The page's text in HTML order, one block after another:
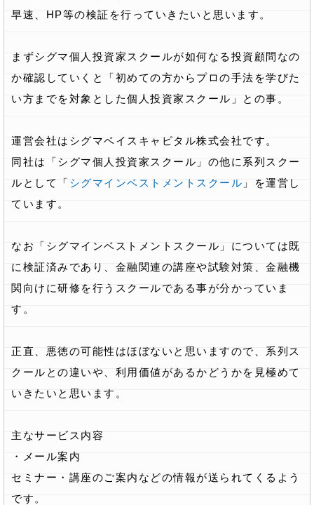
早速、HP等の検証を行っていきたいと思います。
まずシグマ個人投資家スクールが如何なる投資顧問なの
か確認していくと「初めての方からプロの手法を学びた
い方までを対象とした個人投資家スクール」との事。
運営会社はシグマベイスキャピタル株式会社です。
同社は「シグマ個人投資家スクール」の他に系列スクー
ルとして「 シグマインベストメントスクール 」を運営し
ています。
なお「シグマインベストメントスクール」については既
に検証済みであり、金融関連の講座や試験対策、金融機
関向けに研修を行うスクールである事が分かっていま
す。
正直、悪徳の可能性はほぼないと思いますので、系列ス
クールとの違いや、利用価値があるかどうかを見極めて
いきたいと思います。
主なサービス内容
・メール案内
セミナー・講座のご案内などの情報が送られてくるよう
です。